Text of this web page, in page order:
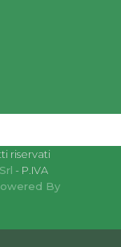
riservati
- P.IVA
By